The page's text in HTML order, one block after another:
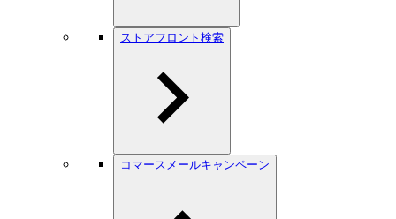
ストアフロント検索
コマースメールキャンペーン